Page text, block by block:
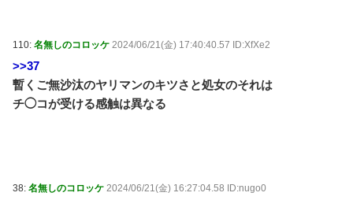
110: 名無しのコロッケ 2024/06/21(金) 17:40:40.57 ID:XfXe2
>>37
暫くご無沙汰のヤリマンのキツさと処女のそれは
チ◯コが受ける感触は異なる
38: 名無しのコロッケ 2024/06/21(金) 16:27:04.58 ID:nugo0